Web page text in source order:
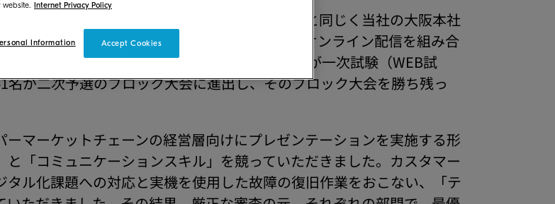
リューションを創出する」をテーマに、昨年と同じく当社の大阪本社
「ナレッジプラス大阪」にて、リアル競技とオンライン配信を組み合
の販売パートナー様より207社、総勢1,062名が一次試験（WEB試
が二次予選のブロック大会に進出し、そのブロック大会を勝ち残っ
マーケットチェーンの経営層向けにプレゼンテーションを実施する形
「コミュニケーションスキル」を競っていただきました。カスタマー
ル化課題への対応と実機を使用した故障の復旧作業をおこない、「テ
website.
Internet Privacy Policy
Accept Cookies
Information